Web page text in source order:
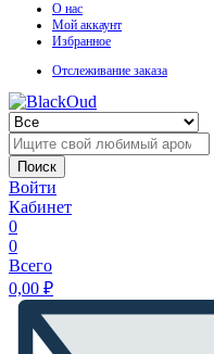
О нас
Мой аккаунт
Избранное
Отслеживание заказа
Поиск
Войти
Кабинет
0
0
Всего
0,00 ₽